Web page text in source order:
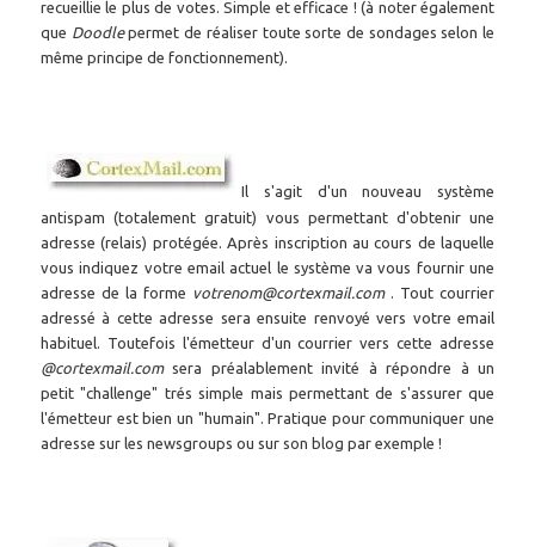
recueillie le plus de votes. Simple et efficace ! (à noter également
que Doodlepermet de réaliser toute sorte de sondages selon le
même principe de fonctionnement).
Il s'agit d'un nouveau système
antispam (totalement gratuit) vous permettant d'obtenir une
adresse (relais) protégée. Après inscription au cours de laquelle
vous indiquez votre email actuel le système va vous fournir une
adresse de la forme votrenom@cortexmail.com. Tout courrier
adressé à cette adresse sera ensuite renvoyé vers votre email
habituel. Toutefois l'émetteur d'un courrier vers cette adresse
@cortexmail.comsera préalablement invité à répondre à un
petit "challenge" trés simple mais permettant de s'assurer que
l'émetteur est bien un "humain". Pratique pour communiquer une
adresse sur les newsgroups ou sur son blog par exemple !